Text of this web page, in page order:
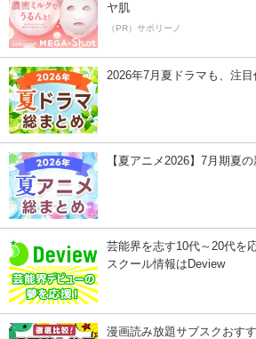
ヤ肌
（PR）サボリーノ
2026年7月夏ドラマも、注
【夏アニメ2026】7月期夏
芸能界を志す10代～20代を
スクール情報はDeview
漫画読み放題サブスクおす